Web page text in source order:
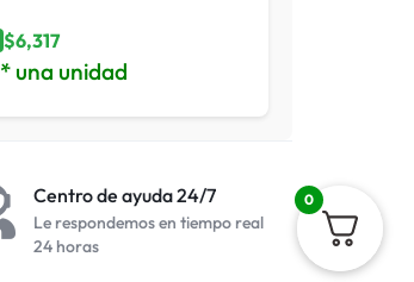
$6,317
* una unidad
Centro de ayuda 24/7
Le respondemos en tiempo real
24 horas
0